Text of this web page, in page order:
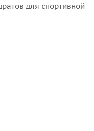
для спортивной